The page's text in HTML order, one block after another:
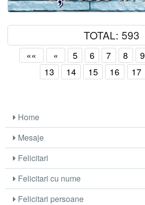
TOTAL: 593
«« « 5 6 7 8 9
13
14 15 16 17
Home
Mesaje
Felicitari
Felicitari cu nume
Felicitari persoane